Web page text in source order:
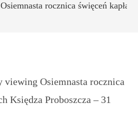
Osiemnasta rocznica święceń